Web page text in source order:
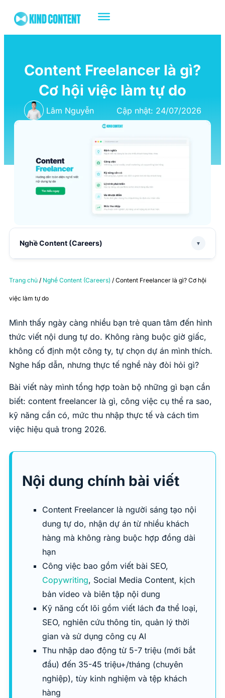
Content Freelancer là gì?
Cơ hội việc làm tự do
Lâm Nguyễn Cập nhật: 24/07/2026
Nghề Content (Careers) ▼
Trang chủ / Nghề Content (Careers) / Content Freelancer là gì? Cơ hội
việc làm tự do
Mình thấy ngày càng nhiều bạn trẻ quan tâm đến hình
thức viết nội dung tự do. Không ràng buộc giờ giấc,
không cố định một công ty, tự chọn dự án mình thích.
Nghe hấp dẫn, nhưng thực tế nghề này đòi hỏi gì?
Bài viết này mình tổng hợp toàn bộ những gì bạn cần
biết: content freelancer là gì, công việc cụ thể ra sao,
kỹ năng cần có, mức thu nhập thực tế và cách tìm
việc hiệu quả trong 2026.
Nội dung chính bài viết
Content Freelancer là người sáng tạo nội
dung tự do, nhận dự án từ nhiều khách
hàng mà không ràng buộc hợp đồng dài
hạn
Công việc bao gồm viết bài SEO,
Copywriting, Social Media Content, kịch
bản video và biên tập nội dung
Kỹ năng cốt lõi gồm viết lách đa thể loại,
SEO, nghiên cứu thông tin, quản lý thời
gian và sử dụng công cụ AI
Thu nhập dao động từ 5-7 triệu (mới bắt
đầu) đến 35-45 triệu+/tháng (chuyên
nghiệp), tùy kinh nghiệm và tệp khách
hàng